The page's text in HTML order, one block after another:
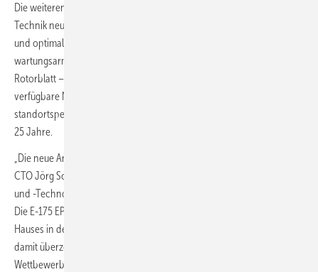
Die weiteren Eckdaten der E-175 EP5: E-Gondel mit integrierter E-
Technik neuester Generation für schnellere Installation am Standort
und optimale Integration in Energienetze weltweit, bewährtes
wartungsarmes Direct-Drive-Konzept, von Enercon entwickeltes
Rotorblatt – mit 86 Meter das bisher längste Enercon-Blatt –,
verfügbare Nabenhöhen bis zu 163 Meter, je nach Projekt sind auch
standortspezifische Turmvarianten möglich, Auslegungslebensdauer
25 Jahre.
„Die neue Anlagengeneration enthält sehr viel Enercon-DNA“, erläutert
CTO Jörg Scholle. „Wir knüpfen damit an Enercon-Kernkompetenzen
und -Technologien an, die weit in unsere Geschichte zurückreichen.
Die E-175 EP5 verkörpert somit die Entwicklungsphilosophie unseres
Hauses in der Gegenwart. Gleichzeitig bieten wir unseren Kunden
damit überzeugende Unterscheidungsmerkmale zu Produkten des
Wettbewerbs.“ Die Prototyp-Installation ist für 2023/24 geplant, der